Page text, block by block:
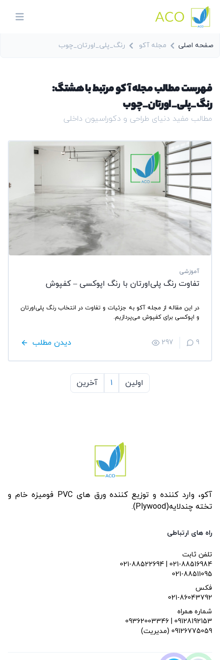
ACO
menu
صفحه اصلی مجله آکو رنگ_پلی_اورتان_چوب
فهرست مطالب مجله آکو مرتبط با هشتگ:
رنگ_پلی_اورتان_چوب
مطالب مفید دنیای طراحی و دکوراسیون داخلی
آموزشی
تفاوت رنگ پلی‌اورتان با رنگ اپوکسی – کفپوش
در این مقاله از مجله آکو به جزئیات و تفاوت در انتخاب رنگ پلی‌اورتان
و اپوکسی برای کفپوش می‌پردازیم.
دیدن مطلب 297 9
اولین 1 آخرین
آکو، وارد کننده و توزیع کننده ورق های PVC فومیزه خام و
تخته چندلایه(Plywood).
راه های ارتباطی
تلفن ثابت
021-88522694 | 021-88516984
021-88511095
فکس
021-86043792
شماره همراه
09362003346 | 09128192153
(مدیریت) 09126775059